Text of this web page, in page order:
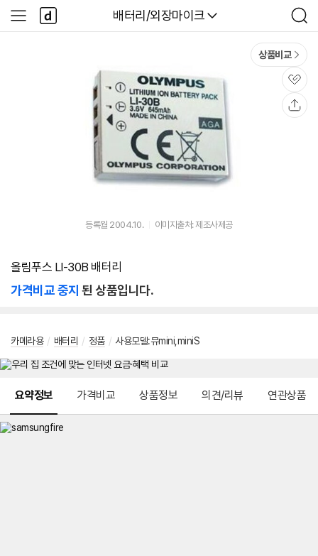
다나와
배터리/외장마이크
검
색
사
이
다
나
와
상품비교
관
심
등록월 2004.10. 이미지출처: 제조사제공
올림푸스 LI-30B 배터리
가격비교 중지 된 상품입니다.
카메라용 / 배터리 / 정품 / 사용모델:뮤mini,miniS
요약정보 가격비교 상품정보 의견/리뷰 연관상품